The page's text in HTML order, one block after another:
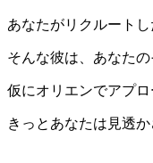
あなたがリクルート
そんな彼は、あなた
仮にオリエンでアプロ
きっとあなたは見透か